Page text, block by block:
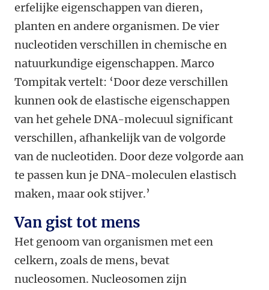
erfelijke eigenschappen van dieren,
planten en andere organismen. De vier
nucleotiden verschillen in chemische en
natuurkundige eigenschappen. Marco
Tompitak vertelt: ‘Door deze verschillen
kunnen ook de elastische eigenschappen
van het gehele DNA-molecuul significant
verschillen, afhankelijk van de volgorde
van de nucleotiden. Door deze volgorde aan
te passen kun je DNA-moleculen elastisch
maken, maar ook stijver.’
Van gist tot mens
Het genoom van organismen met een
celkern, zoals de mens, bevat
nucleosomen. Nucleosomen zijn